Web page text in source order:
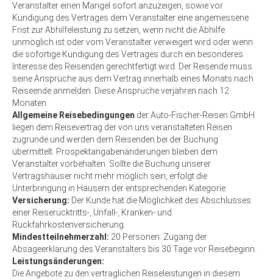
Veranstalter einen Mangel sofort anzuzeigen, sowie vor
Kündigung des Vertrages dem Veranstalter eine angemessene
Frist zur Abhilfeleistung zu setzen, wenn nicht die Abhilfe
unmöglich ist oder vom Veranstalter verweigert wird oder wenn
die sofortige Kündigung des Vertrages durch ein besonderes
Interesse des Reisenden gerechtfertigt wird. Der Reisende muss
seine Ansprüche aus dem Vertrag innerhalb eines Monats nach
Reiseende anmelden. Diese Ansprüche verjähren nach 12
Monaten.
Allgemeine Reisebedingungen der Auto-Fischer-Reisen GmbH
liegen dem Reisevertrag der von uns veranstalteten Reisen
zugrunde und werden dem Reisenden bei der Buchung
übermittelt. Prospektangabenänderungen bleiben dem
Veranstalter vorbehalten. Sollte die Buchung unserer
Vertragshäuser nicht mehr möglich sein, erfolgt die
Unterbringung in Häusern der entsprechenden Kategorie.
Versicherung: Der Kunde hat die Möglichkeit des Abschlusses
einer Reiserücktritts-, Unfall-, Kranken- und
Rückfahrkostenversicherung.
Mindestteilnehmerzahl: 20 Personen. Zugang der
Absageerklärung des Veranstalters bis 30 Tage vor Reisebeginn.
Leistungsänderungen:
Die Angebote zu den vertraglichen Reiseleistungen in diesem